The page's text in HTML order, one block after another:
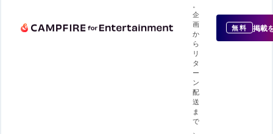
企
画
か
ら
リ
タ
ー
ン
配
送
ま
で
無料 掲載